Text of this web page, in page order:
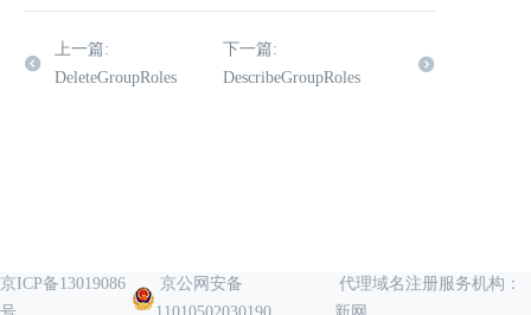
上一篇:
DeleteGroupRoles
下一篇:
DescribeGroupRoles
京ICP备13019086
京公网安备
代理域名注册服务机构：